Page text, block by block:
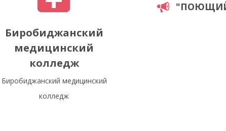
Биробиджанский
медицинский
колледж
Биробиджанский медицинский
колледж